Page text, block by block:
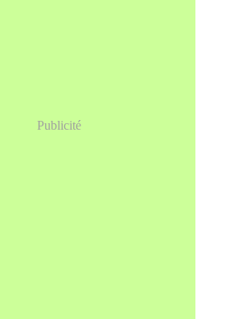
Publicité